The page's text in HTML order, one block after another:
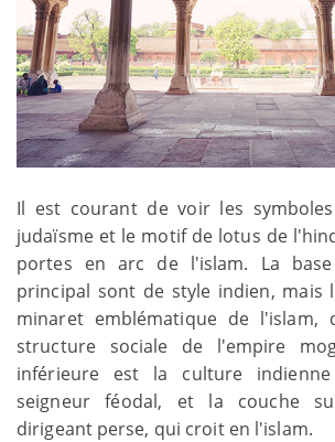
Il est courant de voir les
judaïsme et le motif de lotus de
portes en arc de l'islam. La
principal sont de style indien, mais
minaret emblématique de l'islam,
structure sociale de l'empire
inférieure est la culture
seigneur féodal, et la couche
dirigeant perse, qui croit en l'islam.